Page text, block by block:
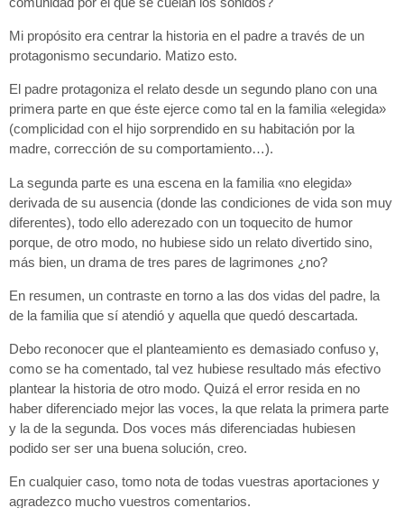
Mi propósito era centrar la historia en el padre a través de un
protagonismo secundario. Matizo esto.
El padre protagoniza el relato desde un segundo plano con una
primera parte en que éste ejerce como tal en la familia «elegida»
(complicidad con el hijo sorprendido en su habitación por la
madre, corrección de su comportamiento…).
La segunda parte es una escena en la familia «no elegida»
derivada de su ausencia (donde las condiciones de vida son muy
diferentes), todo ello aderezado con un toquecito de humor
porque, de otro modo, no hubiese sido un relato divertido sino,
más bien, un drama de tres pares de lagrimones ¿no?
En resumen, un contraste en torno a las dos vidas del padre, la
de la familia que sí atendió y aquella que quedó descartada.
Debo reconocer que el planteamiento es demasiado confuso y,
como se ha comentado, tal vez hubiese resultado más efectivo
plantear la historia de otro modo. Quizá el error resida en no
haber diferenciado mejor las voces, la que relata la primera parte
y la de la segunda. Dos voces más diferenciadas hubiesen
podido ser ser una buena solución, creo.
En cualquier caso, tomo nota de todas vuestras aportaciones y
agradezco mucho vuestros comentarios.